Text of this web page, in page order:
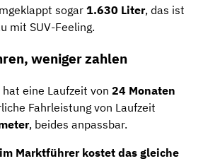
sogar 1.630 Liter, das ist
mit SUV-Feeling.
weniger zahlen
hat eine Laufzeit von 24 Monaten
Fahrleistung von Laufzeit
, beides anpassbar.
Marktführer kostet das gleiche